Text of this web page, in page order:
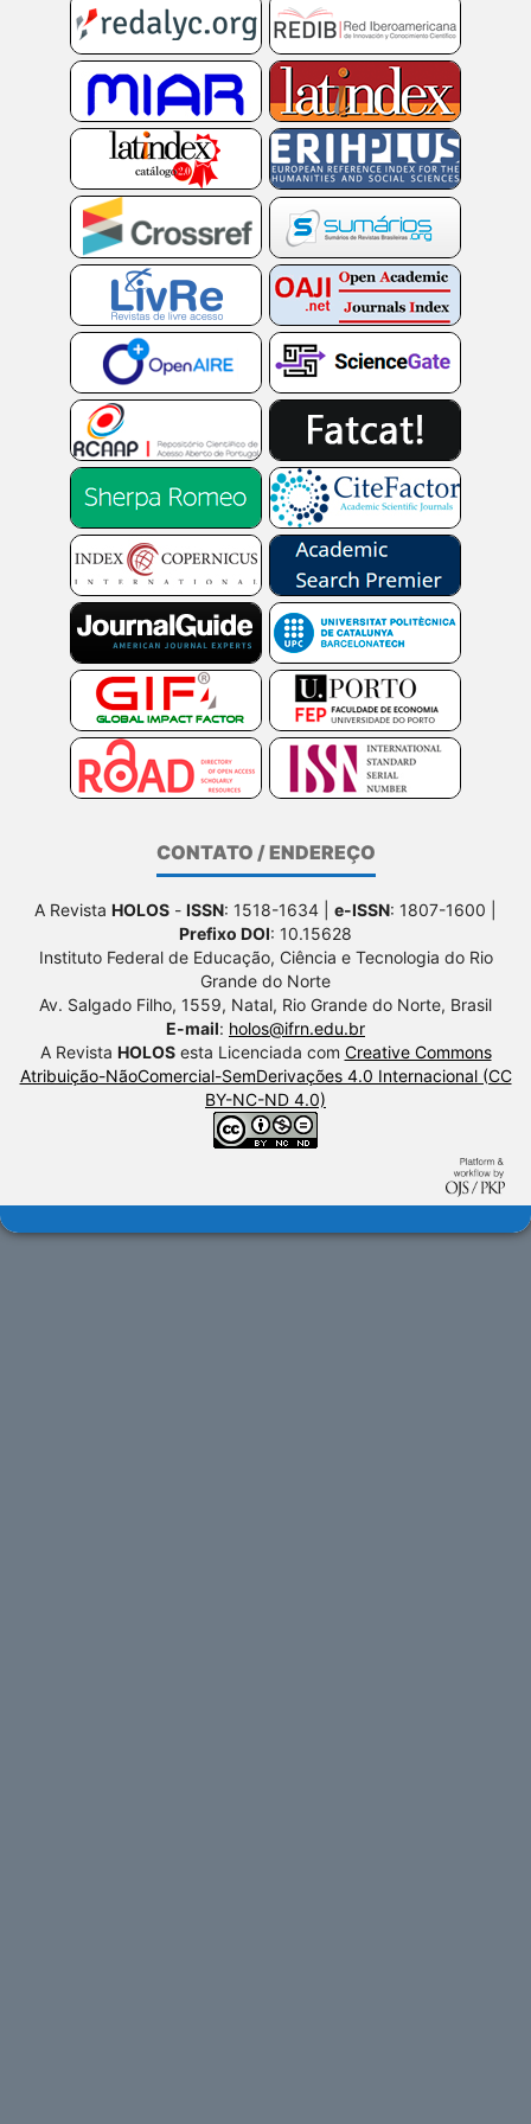
CONTATO / ENDEREÇO
A Revista HOLOS - ISSN: 1518-1634 | e-ISSN: 1807-1600 |
Prefixo DOI: 10.15628
Instituto Federal de Educação, Ciência e Tecnologia do Rio
Grande do Norte
Av. Salgado Filho, 1559, Natal, Rio Grande do Norte, Brasil
E-mail: holos@ifrn.edu.br
A Revista HOLOSesta Licenciada com Creative Commons
Atribuição-NãoComercial-SemDerivações 4.0 Internacional (CC
BY-NC-ND 4.0)